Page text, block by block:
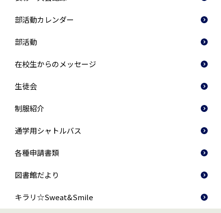
部活動カレンダー
部活動
在校生からのメッセージ
生徒会
制服紹介
通学用シャトルバス
各種申請書類
図書館だより
キラリ☆Sweat&Smile